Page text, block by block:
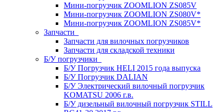
Мини-погрузчик ZOOMLION ZS085V
Мини-погрузчик ZOOMLION ZS080V*
Мини-погрузчик ZOOMLION ZS085V*
Запчасти
Запчасти для вилочных погрузчиков
Запчасти для складской техники
Б/У погрузчики
Б/У Погрузчик HELI 2015 года выпуска
Б/У Погрузчик DALIAN
Б/У Электрический вилочный погрузчик
KOMATSU 2006 г.в.
Б/У дизельный вилочный погрузчик STILL